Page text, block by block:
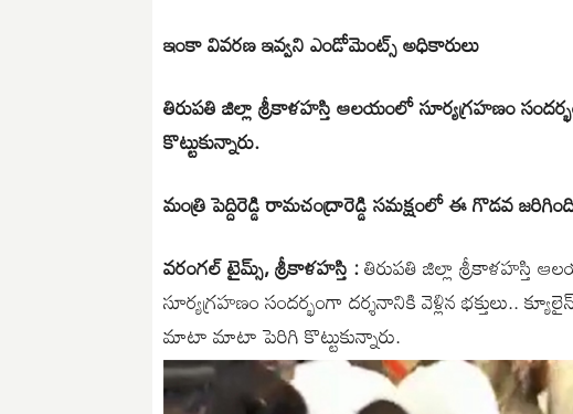
ఇంకా వివరణ ఇవ్వని ఎండోమెంట్స్ అధికారులు
తిరుపతి జిల్లా శ్రీకాళహస్తి ఆలయంలో సూర్యగ్రహణం
కొట్టుకున్నారు.
మంత్రి పెద్దిరెడ్డి రామచంద్రారెడ్డి సమక్షంలో ఈ గొడవ
వరంగల్ టైమ్స్, శ్రీకాళహస్తి :తిరుపతి జిల్లా శ్రీకాళహస్తి
సూర్యగ్రహణం సందర్భంగా దర్శనానికి వెళ్లిన భక్తులు..
మాటా మాటా పెరిగి కొట్టుకున్నారు.